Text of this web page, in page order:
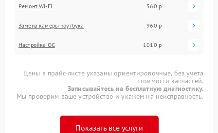
Ремонт Wi-Fi 560 р
Замена камеры ноутбука 960 р
Настройка ОС 1010 р
Цены в прайс-листе указаны ориентировочные, без учета
стоимости запчастей.
Записывайтесь на бесплатную диагностику.
Мы проверим ваше устройство и укажем на неисправность.
Показать все услуги